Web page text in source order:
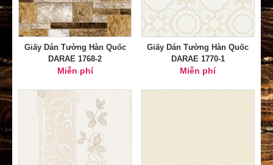
Giấy Dán Tường Hàn Quốc
DARAE 1768-2
Miễn phí
Giấy Dán Tường Hàn Quốc
DARAE 1770-1
Miễn phí